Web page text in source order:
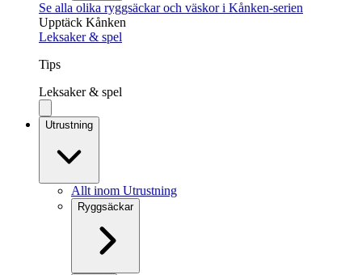
Se alla olika ryggsäckar och väskor i Kånken-serien
Upptäck Kånken
Leksaker & spel
Tips
Leksaker & spel
Utrustning
Allt inom Utrustning
Ryggsäckar